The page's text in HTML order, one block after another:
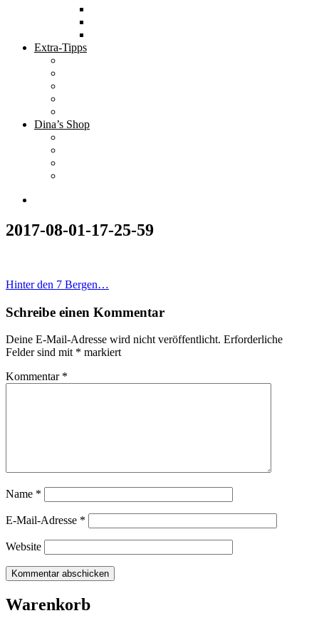
Extra-Tipps
Dina’s Shop
2017-08-01-17-25-59
Beitragsnavigation
Hinter den 7 Bergen…
Schreibe einen Kommentar
Deine E-Mail-Adresse wird nicht veröffentlicht. Erforderliche
Felder sind mit * markiert
Kommentar *
Name *
E-Mail-Adresse *
Website
Warenkorb